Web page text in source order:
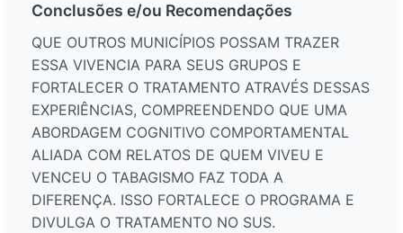
Conclusões e/ou Recomendações
QUE OUTROS MUNICÍPIOS POSSAM TRAZER
ESSA VIVENCIA PARA SEUS GRUPOS E
FORTALECER O TRATAMENTO ATRAVÉS DESSAS
EXPERIÊNCIAS, COMPREENDENDO QUE UMA
ABORDAGEM COGNITIVO COMPORTAMENTAL
ALIADA COM RELATOS DE QUEM VIVEU E
VENCEU O TABAGISMO FAZ TODA A
DIFERENÇA. ISSO FORTALECE O PROGRAMA E
DIVULGA O TRATAMENTO NO SUS.